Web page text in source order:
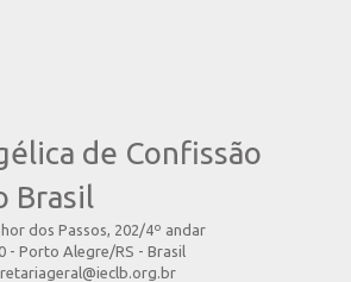
de Confissão
Brasil
dos Passos, 202/4º andar
- Porto Alegre/RS - Brasil